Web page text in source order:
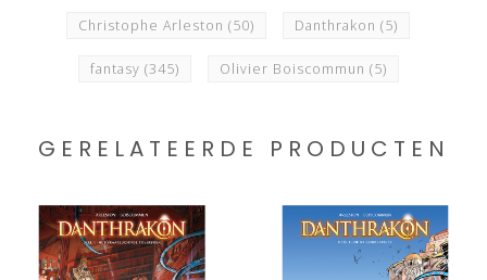
Christophe Arleston (50) Danthrakon (5)
fantasy (345) Olivier Boiscommun (5)
GERELATEERDE PRODUCTEN